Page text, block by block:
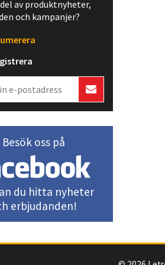
av produktnyheter,
och kampanjer?
Besök oss på
du hitta nyheter
erbjudanden!